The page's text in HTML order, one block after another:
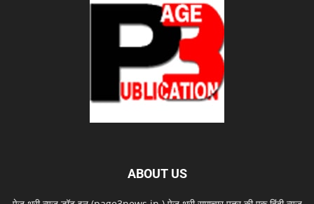
ABOUT US